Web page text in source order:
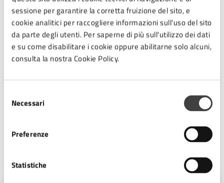
sessione per garantire la corretta fruizione del sito, e
cookie analitici per raccogliere informazioni sull'uso del sito
da parte degli utenti. Per saperne di più sull'utilizzo dei dati
e su come disabilitare i cookie oppure abilitarne solo alcuni,
consulta la nostra Cookie Policy.
delNecessari
Preferenze
Statistiche
La festa proseguirà fino a sera con musica, street food e
intrattenimento. Dalle ore 18.00 il Giardino urbano
entrerà nel clima della Notte Rosa con il dj set con Nico
Boccia, Filippo Nardi, Roberto Righi e Franz Collini,
seguito alle ore 21.30 dal concerto dei Lennon Kelly. Dal
pomeriggio inoltre saranno presenti food truck e punti
della Notte Rosa in Riviera, sarà possibile usufruire dei
collegamenti straordinari predisposti da Start Romagna,
A cura di